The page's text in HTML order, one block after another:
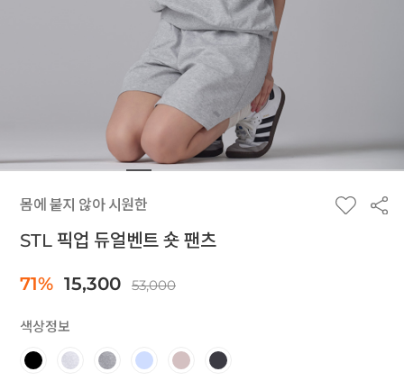
몸에 붙지 않아 시원한
STL 픽업 듀얼벤트 숏 팬츠
71% 15,300 53,000
색상정보